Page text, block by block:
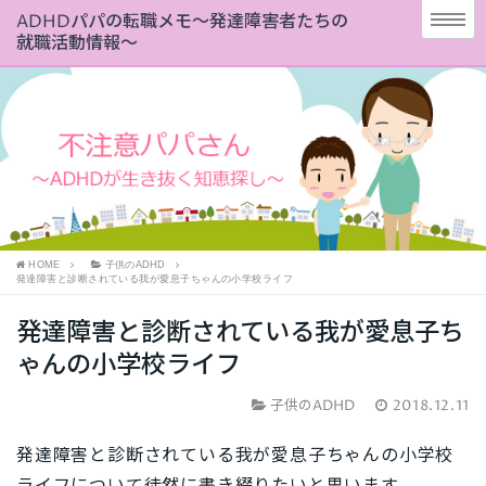
ADHDパパの転職メモ～発達障害者たちの
就職活動情報～
HOME
子供のADHD
発達障害と診断されている我が愛息子ちゃんの小学校ライフ
発達障害と診断されている我が愛息子ち
ゃんの小学校ライフ
子供のADHD 2018.12.11
発達障害と診断されている我が愛息子ちゃんの小学校